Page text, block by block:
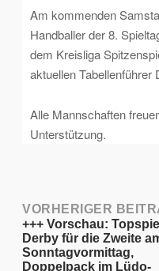
Am kommenden
Handballer der 8.
dem Kreisliga
aktuellen
Alle Mannschaften
Unterstützung.
Post
navigation
VORHERIGER
+++ Vorschau:
Derby für die Zweite
Sonntagvormittag,
Doppelpack im Lüdo-